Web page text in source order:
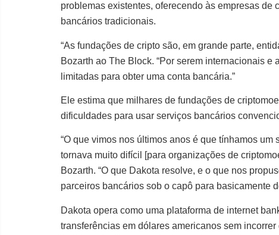
problemas existentes, oferecendo às empresas
bancários tradicionais.
“As fundações de cripto são, em grande parte,
Bozarth ao The Block. “Por serem internacionais
limitadas para obter uma conta bancária.”
Ele estima que milhares de fundações de
dificuldades para usar serviços bancários
“O que vimos nos últimos anos é que tínhamos
tornava muito difícil [para organizações de
Bozarth. “O que Dakota resolve, e o que nos
parceiros bancários sob o capô para basicamente
Dakota opera como uma plataforma de internet
transferências em dólares americanos sem